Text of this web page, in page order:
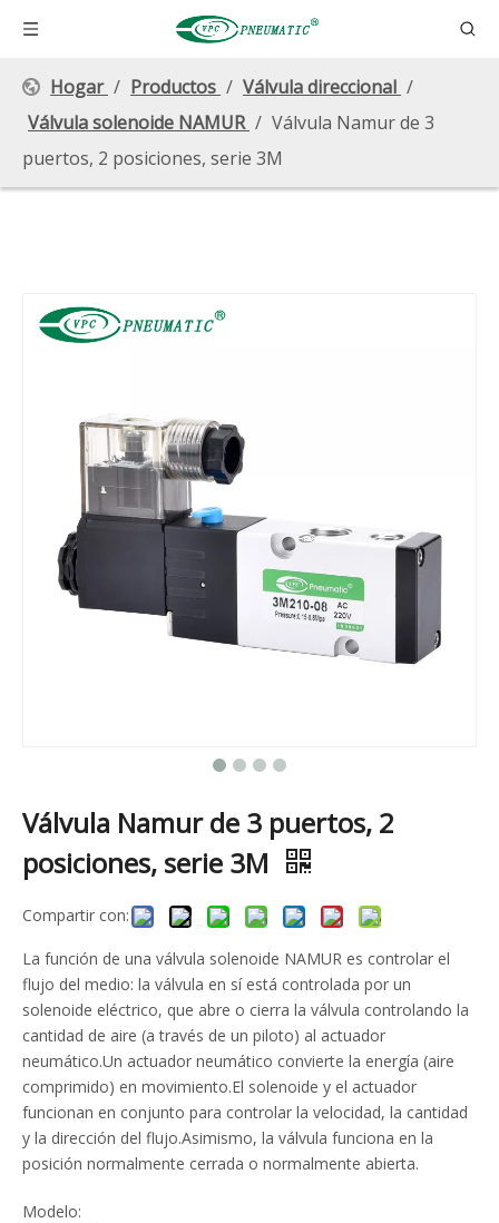
Hogar / Productos / Válvula direccional /
Válvula solenoide NAMUR / Válvula Namur de 3
puertos, 2 posiciones, serie 3M
Válvula Namur de 3 puertos, 2
posiciones, serie 3M
Compartir con:
La función de una válvula solenoide NAMUR es controlar el
flujo del medio: la válvula en sí está controlada por un
solenoide eléctrico, que abre o cierra la válvula controlando la
cantidad de aire (a través de un piloto) al actuador
neumático.Un actuador neumático convierte la energía (aire
comprimido) en movimiento.El solenoide y el actuador
funcionan en conjunto para controlar la velocidad, la cantidad
y la dirección del flujo.Asimismo, la válvula funciona en la
posición normalmente cerrada o normalmente abierta.
Modelo: